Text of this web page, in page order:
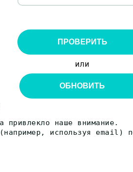
ПРОВЕРИТЬ
или
ОБНОВИТЬ
привлекло наше внимание.
используя email)